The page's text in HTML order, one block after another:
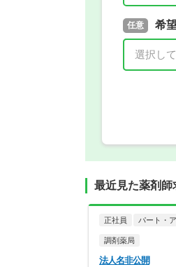
必須 取
任意 希
最近見た薬剤師
正社員 パート・
調剤薬局
法人名非公開